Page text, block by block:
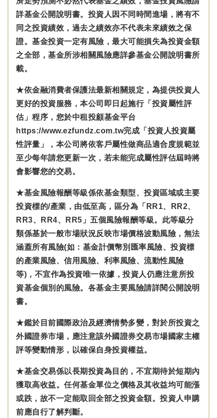
詳基金公開說明書。投資人因不同時間進場，將有不
同之投資績效，過去之績效亦不代表未來績效之保
證。基金投資一定有風險，最大可能損失為投資金額
之全部，基金所涉相關風險應詳參基金公開說明書所
載。
★依金融消費者保護法最新相關規定，為提供投資人
更好的投資服務，本公司即日起施行「投資屬性評
估」程序，您於中租投顧基金平台
https://www.ezfundz.com.tw完成「投資人投資屬
性評量」，本公司將依客戶屬性做商品適合度規範並
至少每年請您更新一次，若未能完成屬性評估屆時將
會影響您的交易。
★基金風險報酬等級係依基金類型、投資區域或主要
投資標的/產業，由低至高，區分為「RR1、RR2、
RR3、RR4、RR5」五個風險報酬等級。此等級分
類係基於一般市場狀況反映市場價格波動風險，無法
涵蓋所有風險(如：基金計價幣別匯率風險、投資標
的產業風險、信用風險、利率風險、流動性風險
等)，不宜作為投資唯一依據，投資人仍應注意所投
資基金個別的風險。各基金主要風險請詳閱公開說明
書。
★鑑於目前國際政治及經濟情勢多變，對於所投資之
外國證券市場，應注意該外國證券交易市場國家主權
評等變動情形，以確保自身投資權益。
★基金交易係以長期投資為目的，不宜期待於短期內
獲取高收益。任何基金單位之價格及其收益均可能漲
或跌，故不一定能取回全部之投資金額。投資人申購
前應自行了解判斷。